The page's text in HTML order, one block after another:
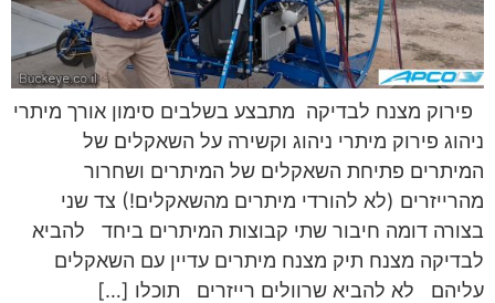
פירוק מצנח לבדיקה מתבצע בשלבים סימון אורך מיתרי
ניהוג פירוק מיתרי ניהוג וקשירה על השאקלים של
המיתרים פתיחת השאקלים של המיתרים ושחרור
מהרייזרים (לא להורדי מיתרים מהשאקלים!) צד שני
בצורה דומה חיבור שתי קבוצות המיתרים ביחד להביא
לבדיקה מצנח תיק מצנח מיתרים עדיין עם השאקלים
עליהם לא להביא שרוולים רייזרים תוכלו […]